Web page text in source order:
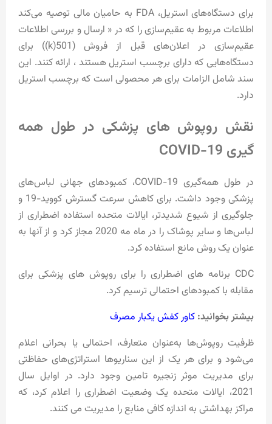
برای دستگاه‌های استریل، FDA به حامیان مالی توصیه می‌کند
اطلاعات مربوط به عقیم‌سازی را که در « ارسال و بررسی اطلاعات
عقیم‌سازی در اعلان‌های قبل از فروش (501(k)) برای
دستگاه‌هایی که دارای برچسب استریل هستند ، ارائه کنند. این
سند شامل الزامات برای هر محصولی است که برچسب استریل
دارد.
نقش روپوش های پزشکی در طول همه
گیری COVID-19
در طول همه‌گیری COVID-19، کمبودهای جهانی لباس‌های
پزشکی وجود داشت. برای کاهش سرعت گسترش کووید-19 و
جلوگیری از شیوع شدیدتر، ایالات متحده استفاده اضطراری از
لباس‌ها و سایر پوشاک را در ماه مه 2020 مجاز کرد و از آنها به
عنوان یک روش مانع استفاده کرد.
CDC برنامه های اضطراری را برای روپوش های پزشکی برای
مقابله با کمبودهای احتمالی ترسیم کرد.
بیشتر بخوانید: کاور کفش یکبار مصرف
ظرفیت روپوش‌ها به‌عنوان متعارف، احتمالی یا بحرانی اعلام
می‌شود و برای هر یک از این سناریوها استراتژی‌های حفاظتی
برای مدیریت موثر زنجیره تامین وجود دارد. در اوایل سال
2021، ایالات متحده یک وضعیت اضطراری را اعلام کرد، که
مراکز بهداشتی به اندازه کافی منابع را مدیریت می کنند.